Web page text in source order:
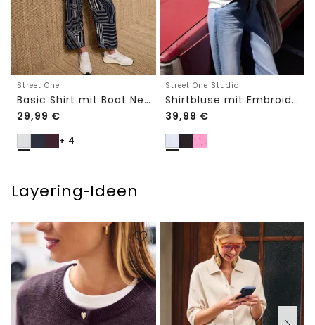
Street One
Basic Shirt mit Boat Neck und Elastikbund
29,99 €
+ 4
Street One Studio
Shirtbluse mit Embroidery-Front
39,99 €
Layering‑Ideen